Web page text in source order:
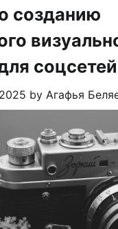
созданию
соцсетей
by Агафья